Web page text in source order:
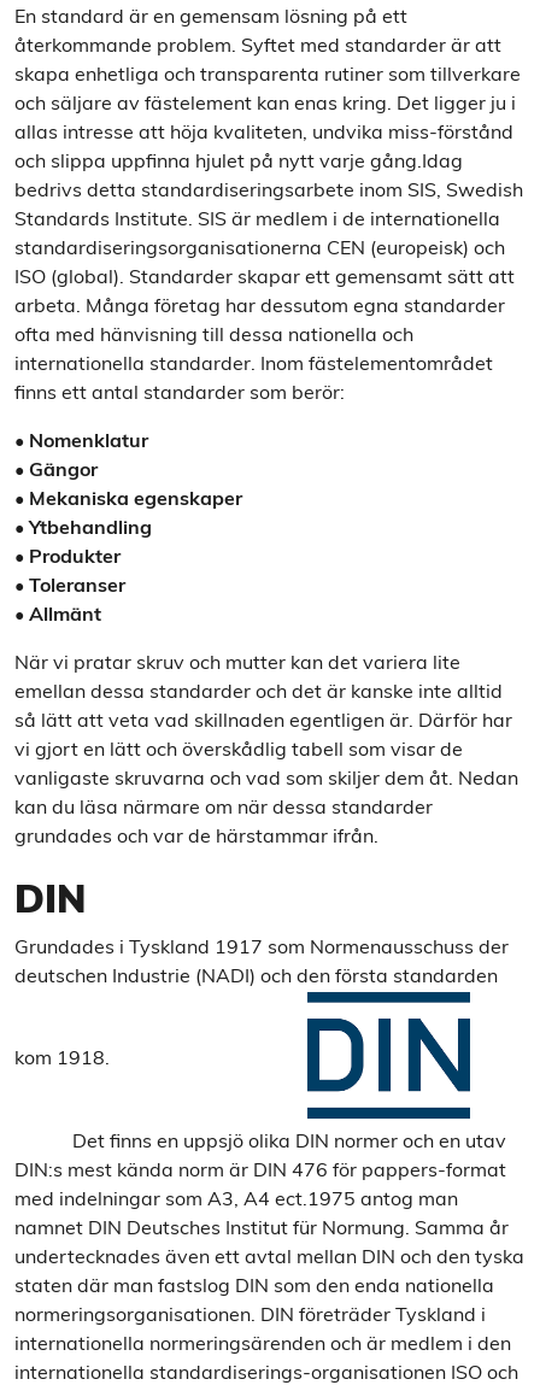
En standard är en gemensam lösning på ett
återkommande problem. Syftet med standarder är att
skapa enhetliga och transparenta rutiner som tillverkare
och säljare av fästelement kan enas kring. Det ligger ju i
allas intresse att höja kvaliteten, undvika miss-förstånd
och slippa uppfinna hjulet på nytt varje gång.Idag
bedrivs detta standardiseringsarbete inom SIS, Swedish
Standards Institute. SIS är medlem i de internationella
standardiseringsorganisationerna CEN (europeisk) och
ISO (global). Standarder skapar ett gemensamt sätt att
arbeta. Många företag har dessutom egna standarder
ofta med hänvisning till dessa nationella och
internationella standarder. Inom fästelementområdet
finns ett antal standarder som berör:
• Nomenklatur
• Gängor
• Mekaniska egenskaper
• Ytbehandling
• Produkter
• Toleranser
• Allmänt
När vi pratar skruv och mutter kan det variera lite
emellan dessa standarder och det är kanske inte alltid
så lätt att veta vad skillnaden egentligen är. Därför har
vi gjort en lätt och överskådlig tabell som visar de
vanligaste skruvarna och vad som skiljer dem åt. Nedan
kan du läsa närmare om när dessa standarder
grundades och var de härstammar ifrån.
DIN
Grundades i Tyskland 1917 som Normenausschuss der
deutschen Industrie (NADI) och den första standarden
kom 1918.
Det finns en uppsjö olika DIN normer och en utav
DIN:s mest kända norm är DIN 476 för pappers-format
med indelningar som A3, A4 ect.1975 antog man
namnet DIN Deutsches Institut für Normung. Samma år
undertecknades även ett avtal mellan DIN och den tyska
staten där man fastslog DIN som den enda nationella
normeringsorganisationen. DIN företräder Tyskland i
internationella normeringsärenden och är medlem i den
internationella standardiserings-organisationen ISO och